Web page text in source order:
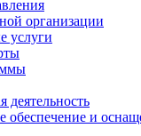
организации
услуги
деятельность
обеспечение и